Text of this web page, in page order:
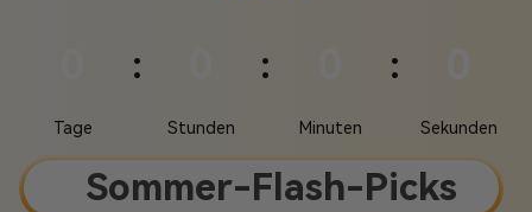
Tage
:
Stunden
:
Minuten
:
Sekunden
Sommer-Flash-Picks